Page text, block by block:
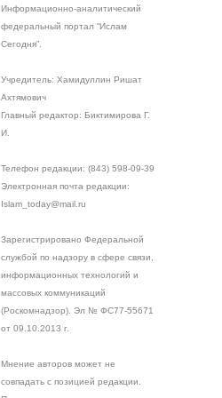
Информационно-аналитический
федеральный портал “Ислам
Сегодня”.
Учредитель: Хамидуллин Ришат
Ахтямович
Главный редактор: Биктимирова Г.
И.
Телефон редакции: (843) 598-09-39
Электронная почта редакции:
Islam_today@mail.ru
Зарегистрировано Федеральной
службой по надзору в сфере связи,
информационных технологий и
массовых коммуникаций
(Роскомнадзор). Эл № ФС77-55671
от 09.10.2013 г.
Мнение авторов может не
совпадать с позицией редакции.